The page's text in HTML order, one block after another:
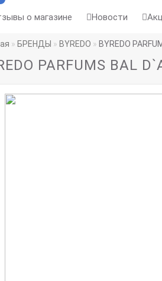
о магазине Новости
БРЕНДЫ BYREDO BYREDO
PARFUMS BAL